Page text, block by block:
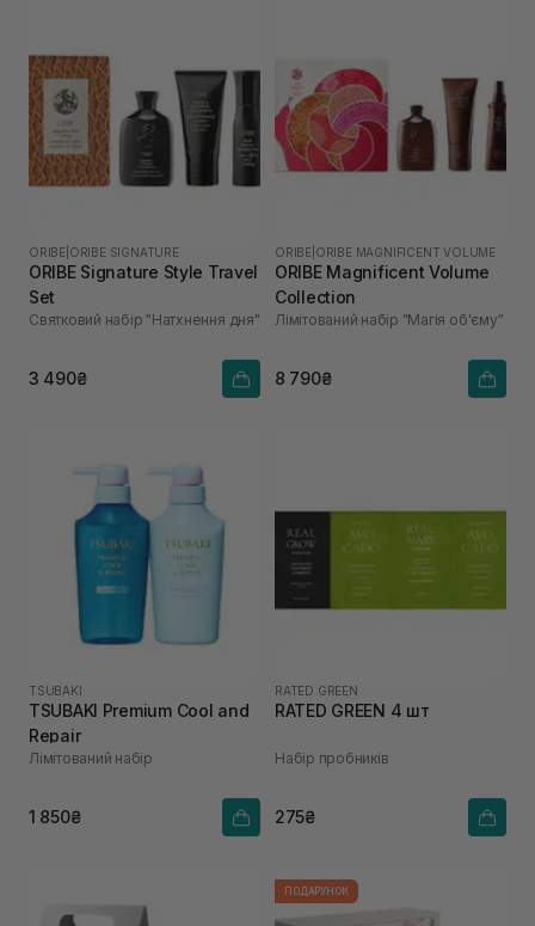
ORIBE ORIBE SIGNATURE
ORIBE Signature Style Travel
Set
Святковий набір "Натхнення дня"
3 490₴
ORIBE ORIBE MAGNIFICENT VOLUME
ORIBE Magnificent Volume
Collection
Лімітований набір "Магія об'єму"
8 790₴
TSUBAKI
TSUBAKI Premium Cool and
Repair
Лімітований набір
1 850₴
RATED GREEN
RATED GREEN 4 шт
Набір пробників
275₴
ПОДАРУНОК